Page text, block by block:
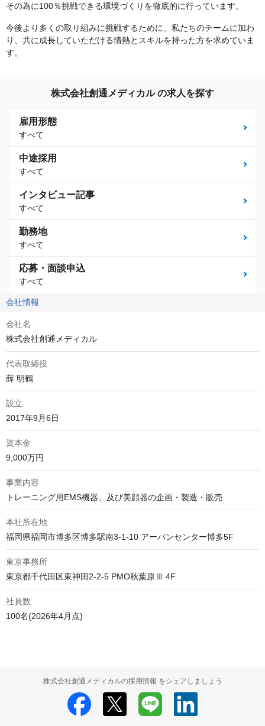
その為に100％挑戦できる環境づくりを徹底的に行っています。
今後より多くの取り組みに挑戦するために、私たちのチームに加わ
り、共に成長していただける情熱とスキルを持った方を求めていま
す。
株式会社創通メディカル の求人を探す
雇用形態
すべて
中途採用
すべて
インタビュー記事
すべて
勤務地
すべて
応募・面談申込
すべて
会社情報
会社名
株式会社創通メディカル
代表取締役
薛 明鶴
設立
2017年9月6日
資本金
9,000万円
事業内容
トレーニング用EMS機器、及び美顔器の企画・製造・販売
本社所在地
福岡県福岡市博多区博多駅南3-1-10 アーバンセンター博多5F
東京事務所
東京都千代田区東神田2-2-5 PMO秋葉原Ⅲ 4F
社員数
100名(2026年4月点)
株式会社創通メディカルの採用情報 をシェアしましょう